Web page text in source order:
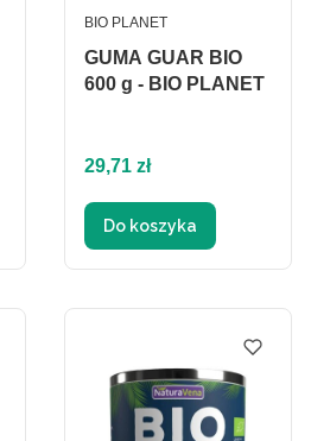
GUMA GUAR BIO
600 g - BIO PLANET
PRODUCENT
BIO PLANET
Cena
29,71 zł
Do koszyka